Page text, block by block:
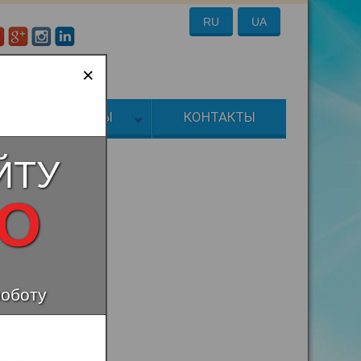
RU UA
ТОВАРЫ КОНТАКТЫ
×